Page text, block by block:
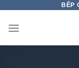
nội
dung
BẾP